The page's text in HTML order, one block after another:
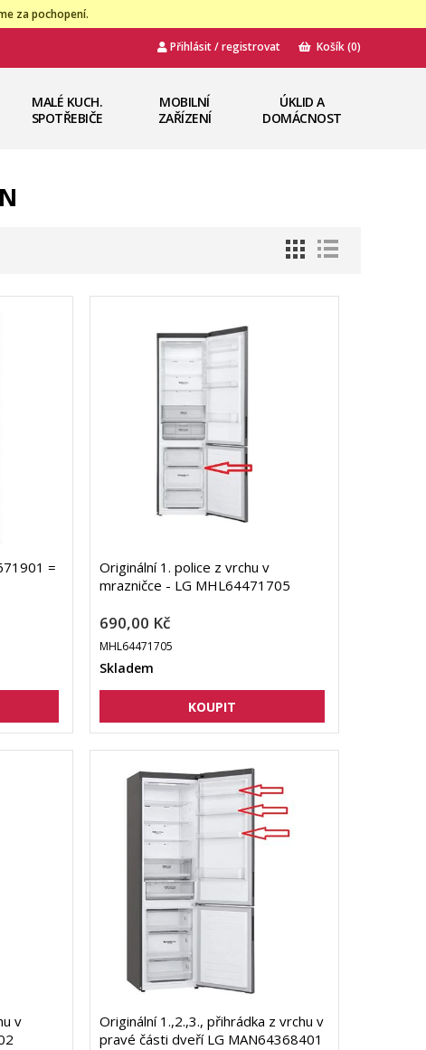
za pochopení.
Přihlásit / registrovat Košík(0)
MALÉ KUCH.
SPOTŘEBIČE
MOBILNÍ
ZAŘÍZENÍ
ÚKLID A
DOMÁCNOST
=
Originální 1. police z vrchu v
mrazničce - LG MHL64471705
690,00 Kč
MHL64471705
Skladem
v
Originální 1.,2.,3., přihrádka z vrchu v
pravé části dveří LG MAN64368401